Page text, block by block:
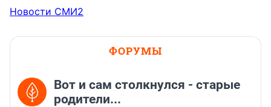
Новости СМИ2
ФОРУМЫ
Вот и сам столкнулся - старые
родители...